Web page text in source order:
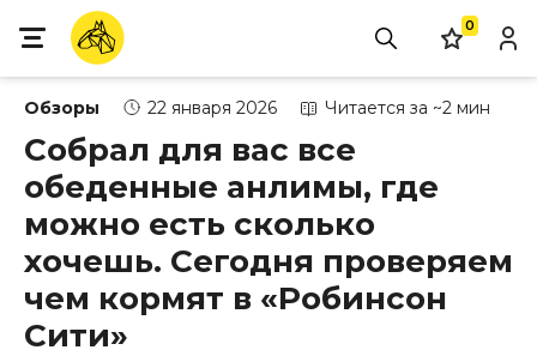
0
Обзоры 22 января 2026 Читается за ~2 мин
Собрал для вас все
обеденные анлимы, где
можно есть сколько
хочешь. Сегодня проверяем
чем кормят в «Робинсон
Сити»